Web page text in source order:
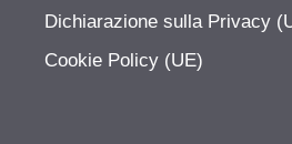
Dichiarazione sulla Privacy
Cookie Policy (UE)